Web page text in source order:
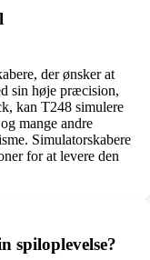
der ønsker at
sin høje præcision,
kan T248 simulere
mange andre
Simulatorskabere
for at levere den
spiloplevelse?